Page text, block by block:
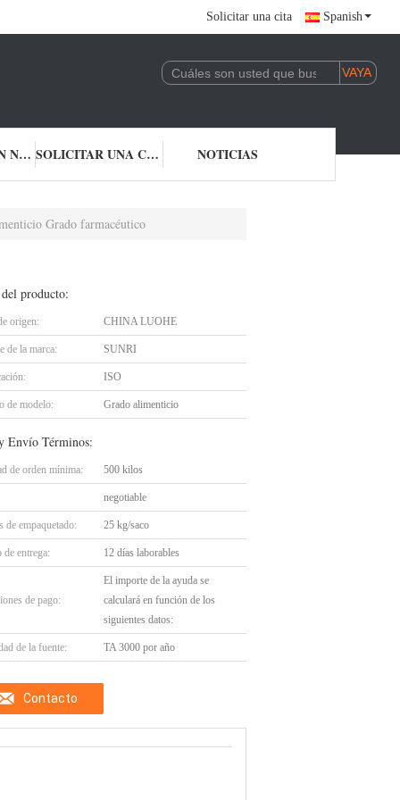
Solicitar una cita Spanish
CONTACTA CON NOSOTROS SOLICITAR UNA CITA NOTICIAS
Grado farmacéutico
producto:
origen: CHINA LUOHE
de la marca: SUNRI
ISO
de modelo: Grado alimenticio
Envío Términos:
de orden mínima: 500 kilos
negotiable
de empaquetado: 25 kg/saco
de entrega: 12 días laborables
de pago:
El importe de la ayuda se
calculará en función de los
siguientes datos:
de la fuente: TA 3000 por año
Contacto